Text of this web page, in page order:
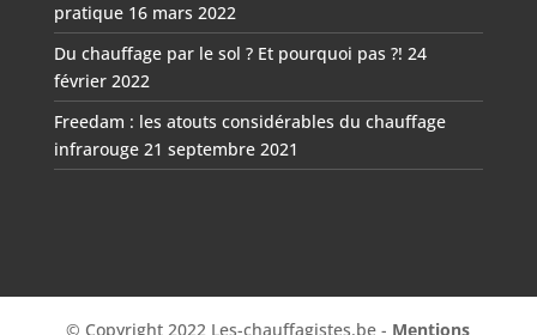
pratique 16 mars 2022
Du chauffage par le sol ? Et pourquoi pas ?! 24
février 2022
Freedam : les atouts considérables du chauffage
infrarouge 21 septembre 2021
© Copyright 2022 Les-chauffagistes.be - Mentions